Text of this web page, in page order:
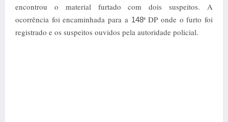
encontrou o material furtado com dois suspeitos. A
ocorrência foi encaminhada para a 148ª DP onde o furto foi
registrado e os suspeitos ouvidos pela autoridade policial.